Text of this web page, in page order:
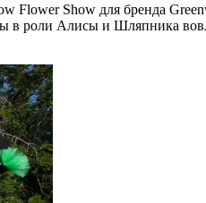
Show для бренда
Алисы и Шляпника